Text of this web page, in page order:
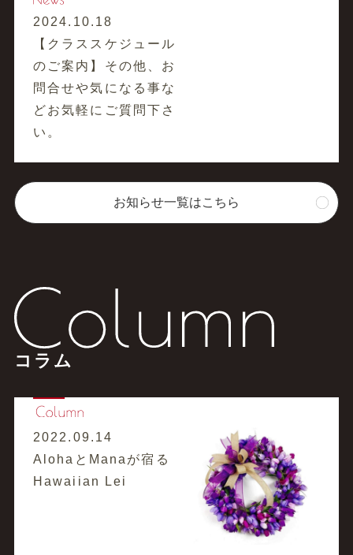
2024.10.18
【クラススケジュール
のご案内】その他、お
問合せや気になる事な
どお気軽にご質問下さ
い。
お知らせ一覧はこちら
コラム
2022.09.14
AlohaとManaが宿る
Hawaiian Lei